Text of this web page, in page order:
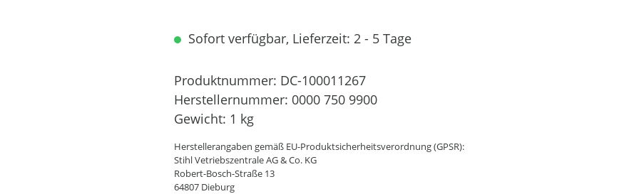
Sofort verfügbar, Lieferzeit: 2 - 5 Tage
Produktnummer: DC-100011267
Herstellernummer: 0000 750 9900
Gewicht: 1 kg
Herstellerangaben gemäß EU-Produktsicherheitsverordnung (GPSR):
Stihl Vetriebszentrale AG & Co. KG
Robert-Bosch-Straße 13
64807 Dieburg